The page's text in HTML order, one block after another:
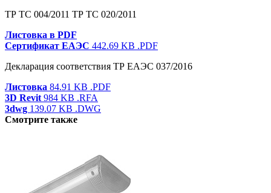
ТР ТС 004/2011 ТР ТС 020/2011
Листовка в PDF
Сертификат ЕАЭС 442.69 KB .PDF
Декларация соответствия ТР ЕАЭС 037/2016
Листовка 84.91 KB .PDF
3D Revit 984 KB .RFA
3dwg 139.07 KB .DWG
Смотрите также